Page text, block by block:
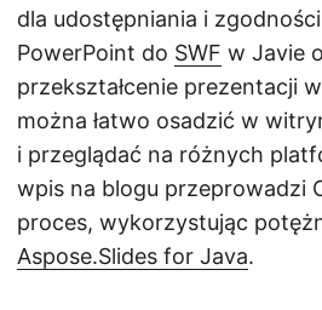
dla udostępniania i
PowerPoint do SWF w Javie
przekształcenie prezentacji
można łatwo osadzić w
i przeglądać na różnych
wpis na blogu przeprowadzi
proces, wykorzystując
Aspose.Slides for Java.